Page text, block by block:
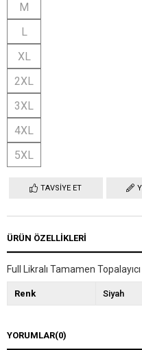
M
L
XL
2XL
3XL
4XL
5XL
TAVSIYE ET
ÜRÜN ÖZELLIKLERI
Full Likralı Tamamen
Renk Siyah
YORUMLAR(0)